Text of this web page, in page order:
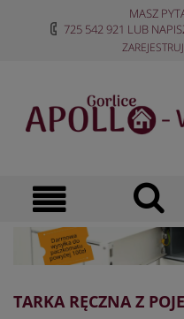
MASZ
725 542 921 LUB
TARKA RĘCZNA Z